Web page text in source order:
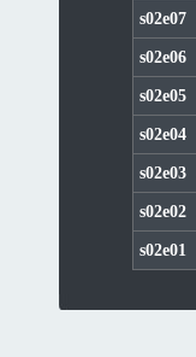
s02e07
s02e06
s02e05
s02e04
s02e03
s02e02
s02e01